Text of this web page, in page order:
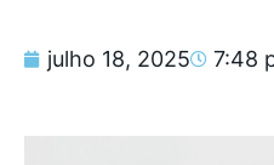
julho 18, 2025 7:48